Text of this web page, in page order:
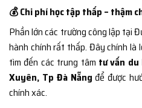
💰 Chi phí học tập thấp – thậm
Phần lớn các trường công lập tại
hành chính rất thấp. Đây chính
tìm đến các trung tâm tư vấn
Xuyên, Tp Đà Nẵng để được
chính xác.